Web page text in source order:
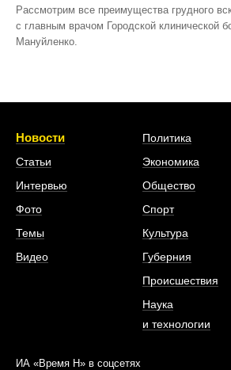
Рассмотрим все преимущества грудного
с главным врачом Городской клинической
Мануйленко.
Новости
Статьи
Интервью
Фото
Темы
Видео
Политика
Экономика
Общество
Спорт
Культура
Губерния
Происшествия
Наука
и технологии
ИА «Время Н» в соцсетях